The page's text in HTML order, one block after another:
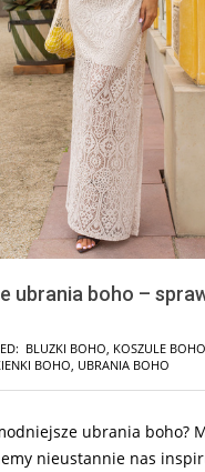
ubrania boho –
BLUZKI BOHO KOSZULE BOHO
BOHO UBRANIA BOHO
ubrania boho?
nieustannie nas